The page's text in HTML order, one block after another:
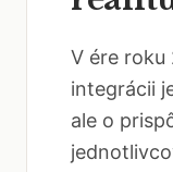
V ére roku
integrácii
ale o